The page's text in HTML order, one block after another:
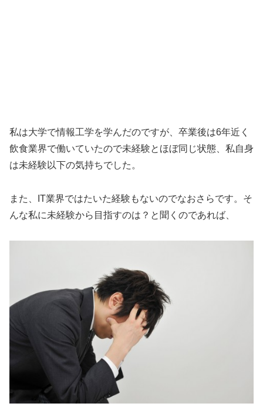
私は大学で情報工学を学んだのですが、卒業後は6年近く
飲食業界で働いていたので未経験とほぼ同じ状態、私自身
は未経験以下の気持ちでした。
また、IT業界ではたいた経験もないのでなおさらです。そ
んな私に未経験から目指すのは？と聞くのであれば、